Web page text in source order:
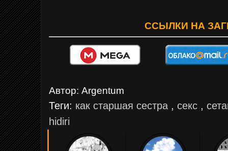
ССЫЛКИ НА
Автор: Argentum
Теги: как старшая сестра , секс ,
hidiri